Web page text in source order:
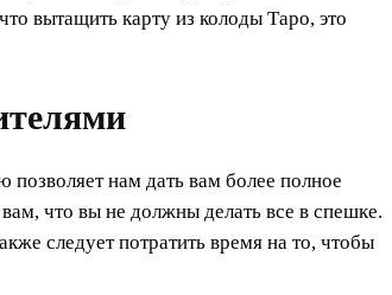
вытащить карту из колоды Таро, это
нам дать вам более полное
что вы не должны делать все в спешке.
следует потратить время на то, чтобы